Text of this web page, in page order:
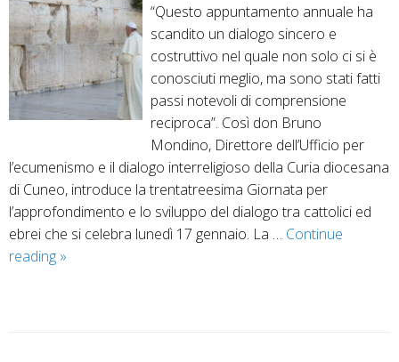
“Questo appuntamento annuale ha
scandito un dialogo sincero e
costruttivo nel quale non solo ci si è
conosciuti meglio, ma sono stati fatti
passi notevoli di comprensione
reciproca”. Così don Bruno
Mondino, Direttore dell’Ufficio per
l’ecumenismo e il dialogo interreligioso della Curia diocesana
di Cuneo, introduce la trentatreesima Giornata per
l’approfondimento e lo sviluppo del dialogo tra cattolici ed
ebrei che si celebra lunedì 17 gennaio. La … Continue
reading Lunedì
»